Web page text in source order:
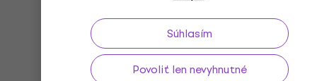
Súhlasím
Povoliť len nevyhnutné